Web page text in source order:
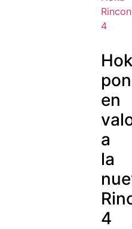
en
a
la
4